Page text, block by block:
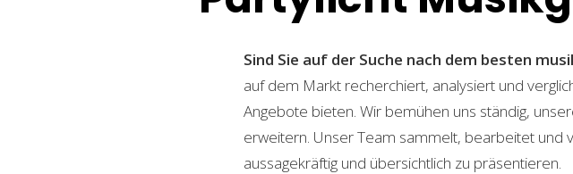
Sind Sie auf der Suche nach dem besten
auf dem Markt recherchiert, analysiert und
Angebote bieten. Wir bemühen uns ständig,
erweitern. Unser Team sammelt, bearbeitet und
aussagekräftig und übersichtlich zu präsentieren.